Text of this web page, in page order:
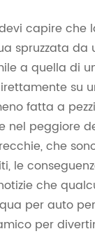
capire che
spruzzata da
a quella di
su
fatta a
nel peggiore
che
le
che
per auto
per